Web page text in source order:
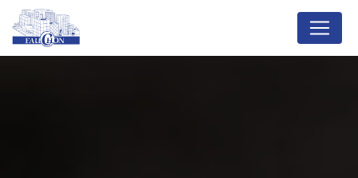
Panneau de gestion des cookies